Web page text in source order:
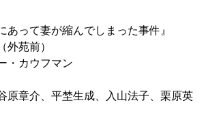
あって妻が縮んでしまった事件』
外苑前）
・カウフマン
原章介、平埜生成、入山法子、栗原英